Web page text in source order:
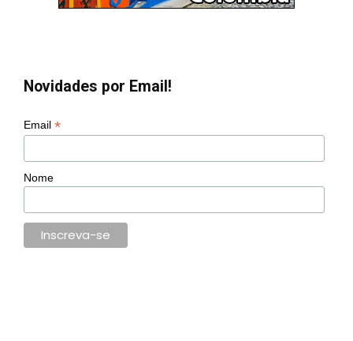
Novidades por Email!
Email *
Nome